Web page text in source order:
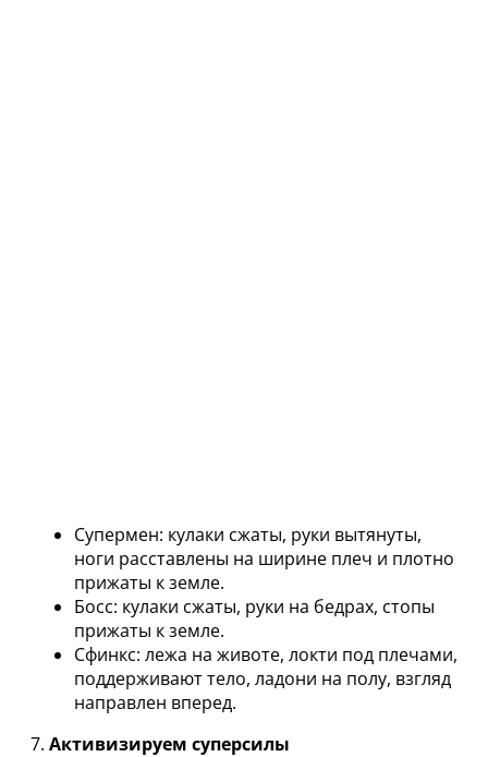
Cупермен: кулаки сжаты, руки вытянуты,
ноги расставлены на ширине плеч и плотно
прижаты к земле.
Босс: кулаки сжаты, руки на бедрах, стопы
прижаты к земле.
Сфинкс: лежа на животе, локти под плечами,
поддерживают тело, ладони на полу, взгляд
направлен вперед.
7. Активизируем суперсилы